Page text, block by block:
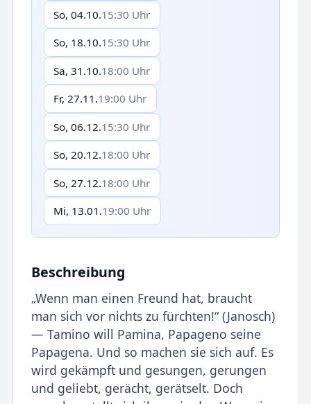
So, 04.10.15:30 Uhr
So, 18.10.15:30 Uhr
Sa, 31.10.18:00 Uhr
Fr, 27.11.19:00 Uhr
So, 06.12.15:30 Uhr
So, 20.12.18:00 Uhr
So, 27.12.18:00 Uhr
Mi, 13.01.19:00 Uhr
Beschreibung
„Wenn man einen Freund hat, braucht
man sich vor nichts zu fürchten!“ (Janosch)
— Tamino will Pamina, Papageno seine
Papagena. Und so machen sie sich auf. Es
wird gekämpft und gesungen, gerungen
und geliebt, gerächt, gerätselt. Doch